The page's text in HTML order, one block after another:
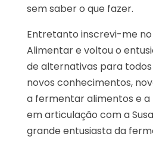
sem saber o que fazer.
Entretanto inscrevi-me
Alimentar e voltou o
de alternativas para todos
novos conhecimentos,
a fermentar alimentos e a
em articulação com a
grande entusiasta da